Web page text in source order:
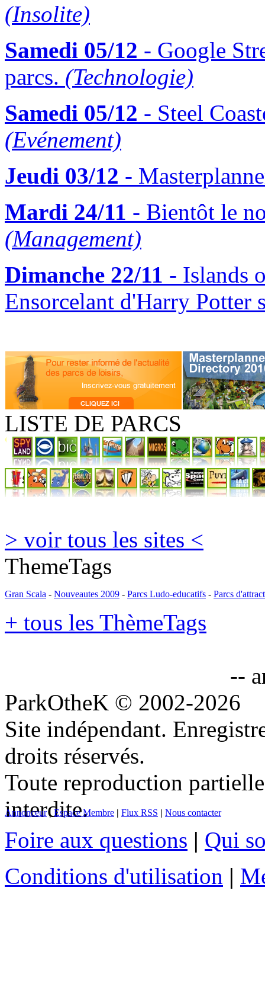
(Insolite)
Samedi 05/12 - Google
parcs. (Technologie)
Samedi 05/12 - Steel
(Evénement)
Jeudi 03/12 -
Mardi 24/11 - Bientôt le
(Management)
Dimanche 22/11 - Islands
Ensorcelant d'Harry Potter
LISTE DE PARCS
> voir tous les sites <
ThemeTags
Gran Scala - Nouveautes 2009 - Parcs Ludo-educatifs - Parcs
+ tous les ThèmeTags
--
ParkOtheK © 2002-2026
Site indépendant.
droits réservés.
Toute reproduction
interdite.
Annonceur| Espace Membre | Flux RSS | Nous contacter
Foire aux questions | Qui
Conditions d'utilisation |